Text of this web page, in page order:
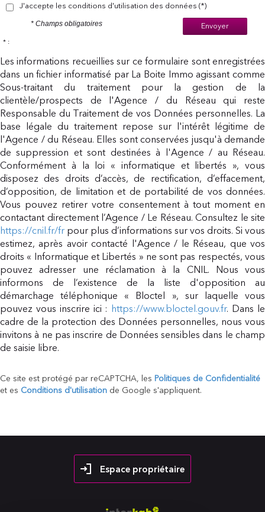
J'accepte les conditions d'utilisation des données (*)
Envoyer
* Champs obligatoires
* :
Les informations recueillies sur ce formulaire sont enregistrées
dans un fichier informatisé par La Boite Immo agissant comme
Sous-traitant du traitement pour la gestion de la
clientèle/prospects de l'Agence / du Réseau qui reste
Responsable du Traitement de vos Données personnelles. La
base légale du traitement repose sur l'intérêt légitime de
l'Agence / du Réseau. Elles sont conservées jusqu'à demande
de suppression et sont destinées à l'Agence / au Réseau.
Conformément à la loi « informatique et libertés », vous
disposez des droits d’accès, de rectification, d’effacement,
d’opposition, de limitation et de portabilité de vos données.
Vous pouvez retirer votre consentement à tout moment en
contactant directement l’Agence / Le Réseau. Consultez le site
https://cnil.fr/fr pour plus d’informations sur vos droits. Si vous
estimez, après avoir contacté l'Agence / le Réseau, que vos
droits « Informatique et Libertés » ne sont pas respectés, vous
pouvez adresser une réclamation à la CNIL. Nous vous
informons de l’existence de la liste d'opposition au
démarchage téléphonique « Bloctel », sur laquelle vous
pouvez vous inscrire ici : https://www.bloctel.gouv.fr. Dans le
cadre de la protection des Données personnelles, nous vous
invitons à ne pas inscrire de Données sensibles dans le champ
de saisie libre.
Ce site est protégé par reCAPTCHA, les Politiques de Confidentialité
et es Conditions d'utilisation de Google s'appliquent.
Espace propriétaire